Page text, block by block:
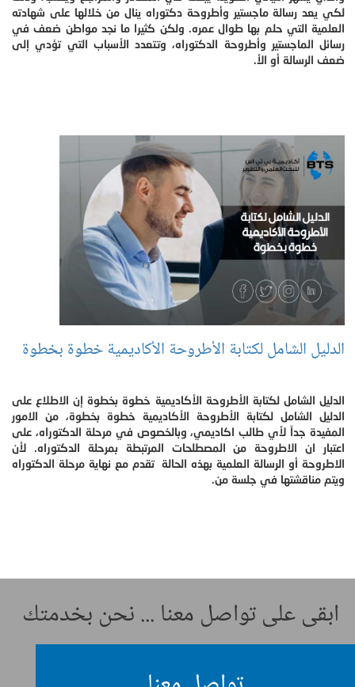
لكي يعد رسالة ماجستير وأطروحة دكتوراه ينال من خلالها على شهادته
العلمية التي حلم بها طوال عمره. ولكن كثيرا ما نجد مواطن ضعف في
رسائل الماجستير وأطروحة الدكتوراه، وتتعدد الأسباب التي تؤدي إلى
ضعف الرسالة أو الأ.
الدليل الشامل لكتابة الأطروحة الأكاديمية خطوة بخطوة
الدليل الشامل لكتابة الأطروحة الأكاديمية خطوة بخطوة إن الاطلاع على
الدليل الشامل لكتابة الأطروحة الأكاديمية خطوة بخطوة، من الامور
المفيدة جداً لأي طالب اكاديمي، وبالخصوص في مرحلة الدكتوراه، على
اعتبار ان الاطروحة من المصطلحات المرتبطة بمرحلة الدكتوراه. لأن
الاطروحة أو الرسالة العلمية بهذه الحالة تقدم مع نهاية مرحلة الدكتوراه
ويتم مناقشتها في جلسة من.
ابقى على تواصل معنا ... نحن بخدمتك